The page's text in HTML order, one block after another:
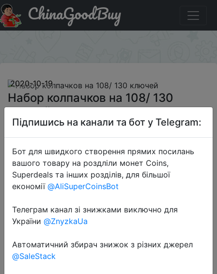
Купити по знижці BGCNPW Набор колпачков на 108/
130 ключейChinaGoodBuy
2020-10-19
Набор колпачков на 108/ 130
ключей
$41.99
Промокод:
Підпишись на канали та бот у Telegram:
Бот для швидкого створення прямих посилань
вашого товару на роздліли монет Coins,
Superdeals та інших розділів, для більшої
економії @AliSuperCoinsBot
Телеграм канал зі знижками виключно для
України @ZnyzkaUa
Автоматичний збирач знижок з різних джерел
@SaleStack